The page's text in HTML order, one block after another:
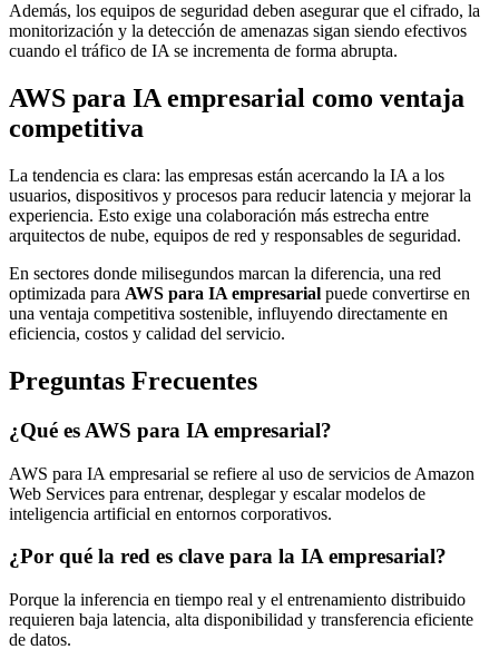
Además, los equipos de seguridad deben asegurar que el cifrado, la
monitorización y la detección de amenazas sigan siendo efectivos
cuando el tráfico de IA se incrementa de forma abrupta.
AWS para IA empresarial como ventaja
competitiva
La tendencia es clara: las empresas están acercando la IA a los
usuarios, dispositivos y procesos para reducir latencia y mejorar la
experiencia. Esto exige una colaboración más estrecha entre
arquitectos de nube, equipos de red y responsables de seguridad.
En sectores donde milisegundos marcan la diferencia, una red
optimizada para AWS para IA empresarial puede convertirse en
una ventaja competitiva sostenible, influyendo directamente en
eficiencia, costos y calidad del servicio.
Preguntas Frecuentes
¿Qué es AWS para IA empresarial?
AWS para IA empresarial se refiere al uso de servicios de Amazon
Web Services para entrenar, desplegar y escalar modelos de
inteligencia artificial en entornos corporativos.
¿Por qué la red es clave para la IA empresarial?
Porque la inferencia en tiempo real y el entrenamiento distribuido
requieren baja latencia, alta disponibilidad y transferencia eficiente
de datos.